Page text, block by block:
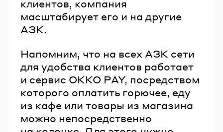
клиентов, компания
масштабирует его и на другие
АЗК.
Напомним, что на всех АЗК сети
для удобства клиентов работает
и сервис OKKO PAY, посредством
которого оплатить горючее, еду
из кафе или товары из магазина
можно непосредственно